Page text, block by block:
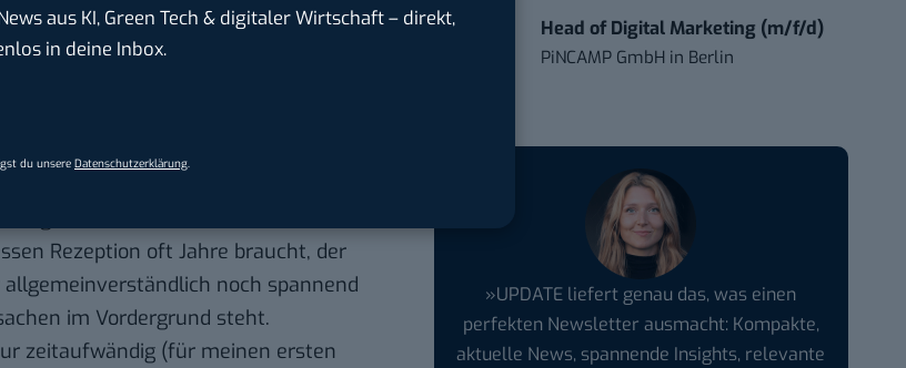
aus KI, Green Tech & digitaler Wirtschaft – direkt,
in deine Inbox.
du unsere Datenschutzerklärung.
Blog, auf dem nur ein- oder
Leser finden würde).
nicht gerade vertraut ist.
und wird schnell gelesen. Er muss
formuliert sein. Und er
einleuchtende Bewertung dieser
eines Fachaufsatzes, der
Rezeption oft Jahre braucht, der
noch spannend
im Vordergrund steht.
zeitaufwändig (für meinen ersten
Head of Digital Marketing (m/f/d)
PiNCAMP GmbH in Berlin
»UPDATE liefert genau das, was einen
perfekten Newsletter ausmacht: Kompakte,
aktuelle News, spannende Insights, relevante